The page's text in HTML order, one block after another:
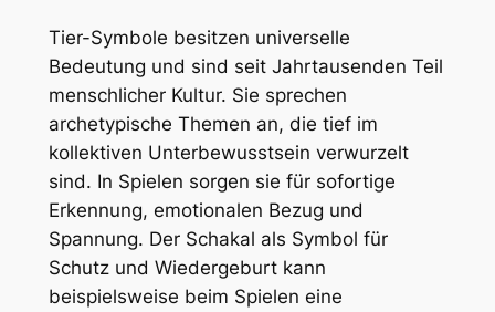
Tier-Symbole besitzen universelle
Bedeutung und sind seit Jahrtausenden Teil
menschlicher Kultur. Sie sprechen
archetypische Themen an, die tief im
kollektiven Unterbewusstsein verwurzelt
sind. In Spielen sorgen sie für sofortige
Erkennung, emotionalen Bezug und
Spannung. Der Schakal als Symbol für
Schutz und Wiedergeburt kann
beispielsweise beim Spielen eine